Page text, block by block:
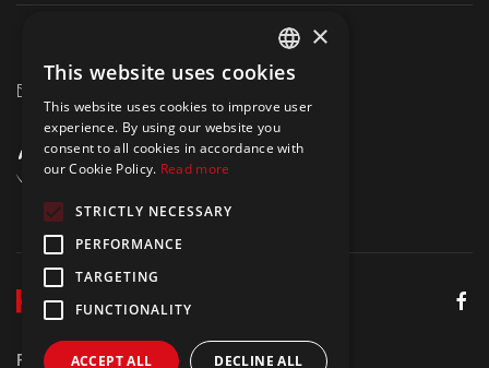
Politica de Confidențialitate Aviz juridic
ENGLISH
POLISH
×
This website uses cookies
This website uses cookies to improve user
experience. By using our website you
consent to all cookies in accordance with
our Cookie Policy. Read more
STRICTLY NECESSARY
PERFORMANCE
TARGETING
FUNCTIONALITY
ACCEPT ALL DECLINE ALL